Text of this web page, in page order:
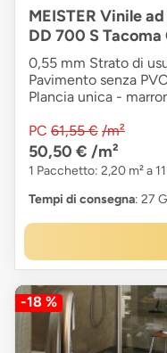
MEISTER Vinile
DD 700 S Tacoma
0,55 mm Strato di
Pavimento senza
Plancia unica -
PC 61,55 € /m²
50,50 € /m²
1 Pacchetto: 2,20 m² a
Tempi di consegna: 27
-18 %